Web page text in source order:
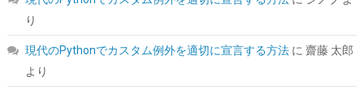
MSI B850M GAMING PLUS WIFI6E Micro-ATX ゲーミングマザー
ボード MB6803
(546168) GBP 88.54 (2026-08-06 04:03 GMT +09:00 時点 -詳細は
こちら)
り
現代のPythonでカスタム例外を適切に宣言する方法に 齋藤 太郎
より